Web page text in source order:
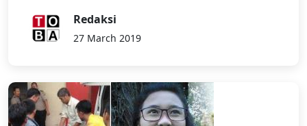
Redaksi
27 March 2019